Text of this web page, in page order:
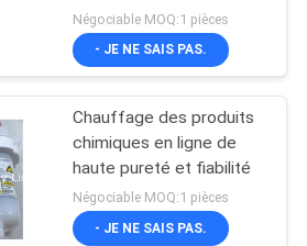
de
réservoir de
galvanoplastie
Négociable MOQ:1 pièces
- JE NE SAIS PAS.
Chauffage des produits
chimiques en ligne de
haute pureté et fiabilité
Négociable MOQ:1 pièces
- JE NE SAIS PAS.